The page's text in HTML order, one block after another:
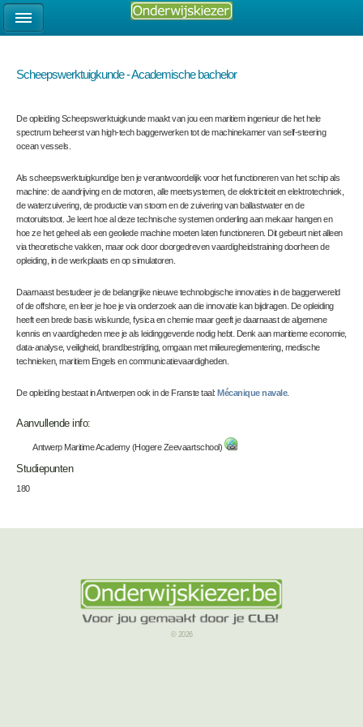
Scheepswerktuigkunde - Academische bachelor
De opleiding Scheepswerktuigkunde maakt van jou een maritiem ingenieur die het hele
spectrum beheerst van high-tech baggerwerken tot de machinekamer van self-steering
ocean vessels.
Als scheepswerktuigkundige ben je verantwoordelijk voor het functioneren van het schip als
machine: de aandrijving en de motoren, alle meetsystemen, de elektriciteit en elektrotechniek,
de waterzuivering, de productie van stoom en de zuivering van ballastwater en de
motoruitstoot. Je leert hoe al deze technische systemen onderling aan mekaar hangen en
hoe ze het geheel als een geoliede machine moeten laten functioneren. Dit gebeurt niet alleen
via theoretische vakken, maar ook door doorgedreven vaardigheidstraining doorheen de
opleiding, in de werkplaats en op simulatoren.
Daarnaast bestudeer je de belangrijke nieuwe technologische innovaties in de baggerwereld
of de offshore, en leer je hoe je via onderzoek aan die innovatie kan bijdragen. De opleiding
heeft een brede basis wiskunde, fysica en chemie maar geeft je daarnaast de algemene
kennis en vaardigheden mee je als leidinggevende nodig hebt. Denk aan maritieme economie,
data-analyse, veiligheid, brandbestrijding, omgaan met milieureglementering, medische
technieken, maritiem Engels en communicatievaardigheden.
De opleiding bestaat in Antwerpen ook in de Franste taal: Mécanique navale.
Aanvullende info:
Antwerp Maritime Academy (Hogere Zeevaartschool)
Studiepunten
180
© 2026